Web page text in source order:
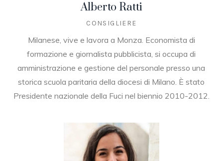
Alberto Ratti
CONSIGLIERE
Milanese, vive e lavora a Monza. Economista di
formazione e giornalista pubblicista, si occupa di
amministrazione e gestione del personale presso una
storica scuola paritaria della diocesi di Milano. È stato
Presidente nazionale della Fuci nel biennio 2010-2012.